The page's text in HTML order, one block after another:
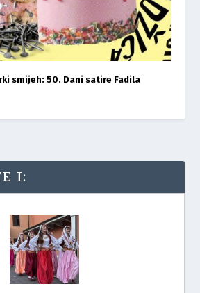
smijeh: 50. Dani satire Fadila
I: